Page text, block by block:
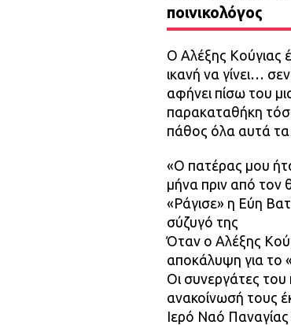
ποινικολόγος
Ο Αλέξης Κούγιας
ικανή να γίνει…
αφήνει πίσω του
παρακαταθήκη
πάθος όλα αυτά τα
«Ο πατέρας μου
μήνα πριν από τον
«Ράγισε» η Εύη
σύζυγό της
Όταν ο Αλέξης
αποκάλυψη για το
Οι συνεργάτες του
ανακοίνωσή τους
Ιερό Ναό